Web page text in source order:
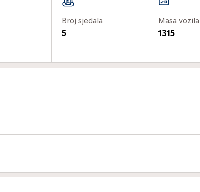
Broj sjedala
5
Masa
1315